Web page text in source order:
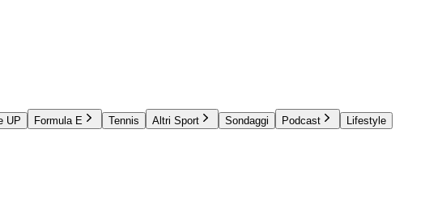
UP Formula E Tennis Altri Sport Sondaggi Podcast
Lifestyle